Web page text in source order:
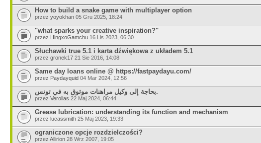
How to build a snake game with multiplayer option
przez yoyokhan 05 Gru 2025, 18:24
"what sparks your creative inspiration?"
przez HingxoGamchu 16 Lis 2023, 06:30
Słuchawki true 5.1 i karta dźwiękowa z układem 5.1
przez gronek17 21 Sie 2016, 14:08
Same day loans online @ https://fastpaydayu.com/
przez Paydayquid 04 Mar 2024, 12:56
بحاجة إلى وكيل مراهنات موثوق به في تونس.
przez Verollas 22 Maj 2024, 06:44
Grease lubrication: understanding its function and mechanism
przez lucassmith 25 Maj 2023, 19:33
ograniczone opcje rozdzielczości?
przez Allirion 28 Wrz 2007, 19:05